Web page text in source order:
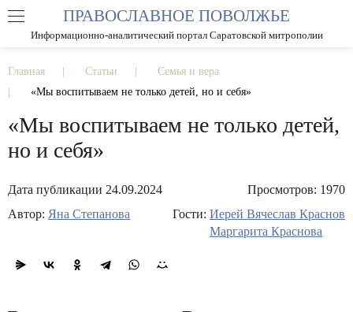
РАЗМЕР ШРИФТА А А
ПРАВОСЛАВНОЕ ПОВОЛЖЬЕ
Информационно-аналитический портал Саратовской митрополии
Главная Статьи
Семья и вера
«Мы воспитываем не только детей, но и себя»
«Мы воспитываем не только детей,
но и себя»
Дата публикации 24.09.2024
Просмотров: 1970
Автор: Яна Степанова Гости: Иерей Вячеслав Краснов
Маргарита Краснова